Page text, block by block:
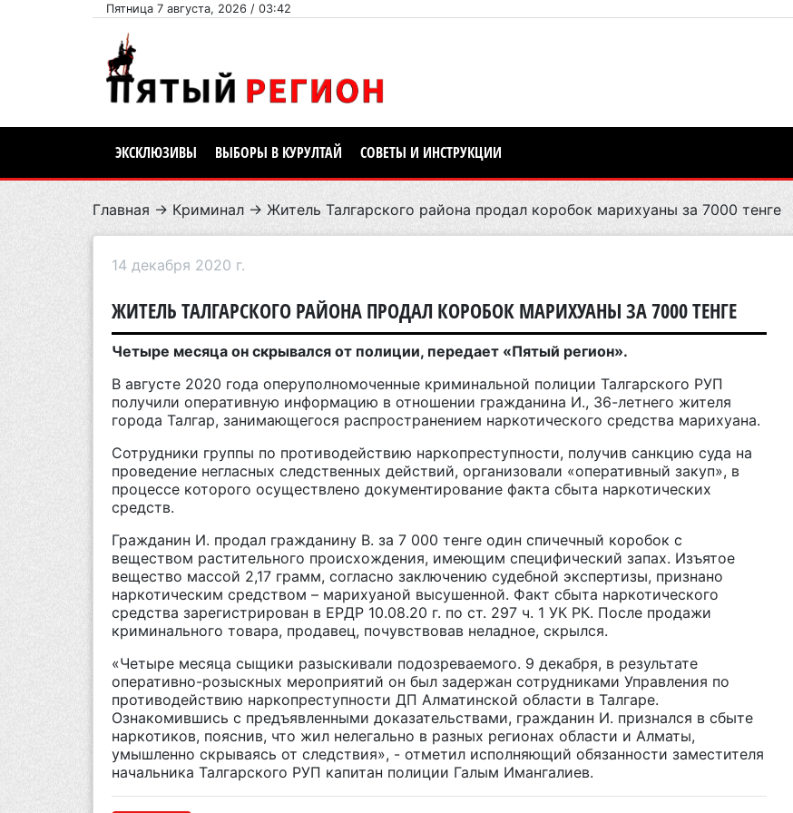
Пятница 7 августа, 2026 / 03:42
ЭКСКЛЮЗИВЫ ВЫБОРЫ В КУРУЛТАЙ СОВЕТЫ И ИНСТРУКЦИИ
Главная → Криминал → Житель Талгарского района продал коробок марихуаны за 7000 тенге
14 декабря 2020 г.
ЖИТЕЛЬ ТАЛГАРСКОГО РАЙОНА ПРОДАЛ КОРОБОК МАРИХУАНЫ ЗА 7000 ТЕНГЕ
Четыре месяца он скрывался от полиции, передает «Пятый регион».
В августе 2020 года оперуполномоченные криминальной полиции Талгарского РУП
получили оперативную информацию в отношении гражданина И., 36-летнего жителя
города Талгар, занимающегося распространением наркотического средства марихуана.
Сотрудники группы по противодействию наркопреступности, получив санкцию суда на
проведение негласных следственных действий, организовали «оперативный закуп», в
процессе которого осуществлено документирование факта сбыта наркотических
средств.
Гражданин И. продал гражданину В. за 7 000 тенге один спичечный коробок с
веществом растительного происхождения, имеющим специфический запах. Изъятое
вещество массой 2,17 грамм, согласно заключению судебной экспертизы, признано
наркотическим средством – марихуаной высушенной. Факт сбыта наркотического
средства зарегистрирован в ЕРДР 10.08.20 г. по ст. 297 ч. 1 УК РК. После продажи
криминального товара, продавец, почувствовав неладное, скрылся.
«Четыре месяца сыщики разыскивали подозреваемого. 9 декабря, в результате
оперативно-розыскных мероприятий он был задержан сотрудниками Управления по
противодействию наркопреступности ДП Алматинской области в Талгаре.
Ознакомившись с предъявленными доказательствами, гражданин И. признался в сбыте
наркотиков, пояснив, что жил нелегально в разных регионах области и Алматы,
умышленно скрываясь от следствия», - отметил исполняющий обязанности заместителя
начальника Талгарского РУП капитан полиции Галым Имангалиев.